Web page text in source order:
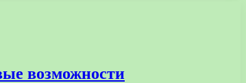
возможности